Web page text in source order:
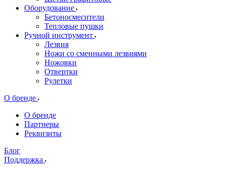
Оборудование
Бетоносмесители
Тепловые пушки
Ручной инструмент
Лезвия
Ножи со сменными лезвиями
Ножовки
Отвертки
Рулетки
О бренде
О бренде
Партнеры
Реквизиты
Блог
Поддержка